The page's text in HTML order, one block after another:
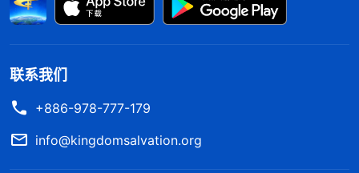
联系我们
+886-978-777-179
info@kingdomsalvation.org